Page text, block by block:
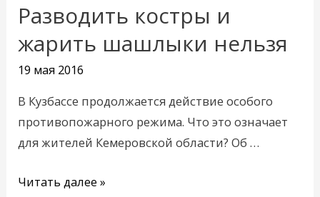
Разводить костры и
жарить шашлыки нельзя
19 мая 2016
В Кузбассе продолжается действие особого
противопожарного режима. Что это означает
для жителей Кемеровской области? Об …
Разводить
и
жарить
шашлыки
Читать далее »